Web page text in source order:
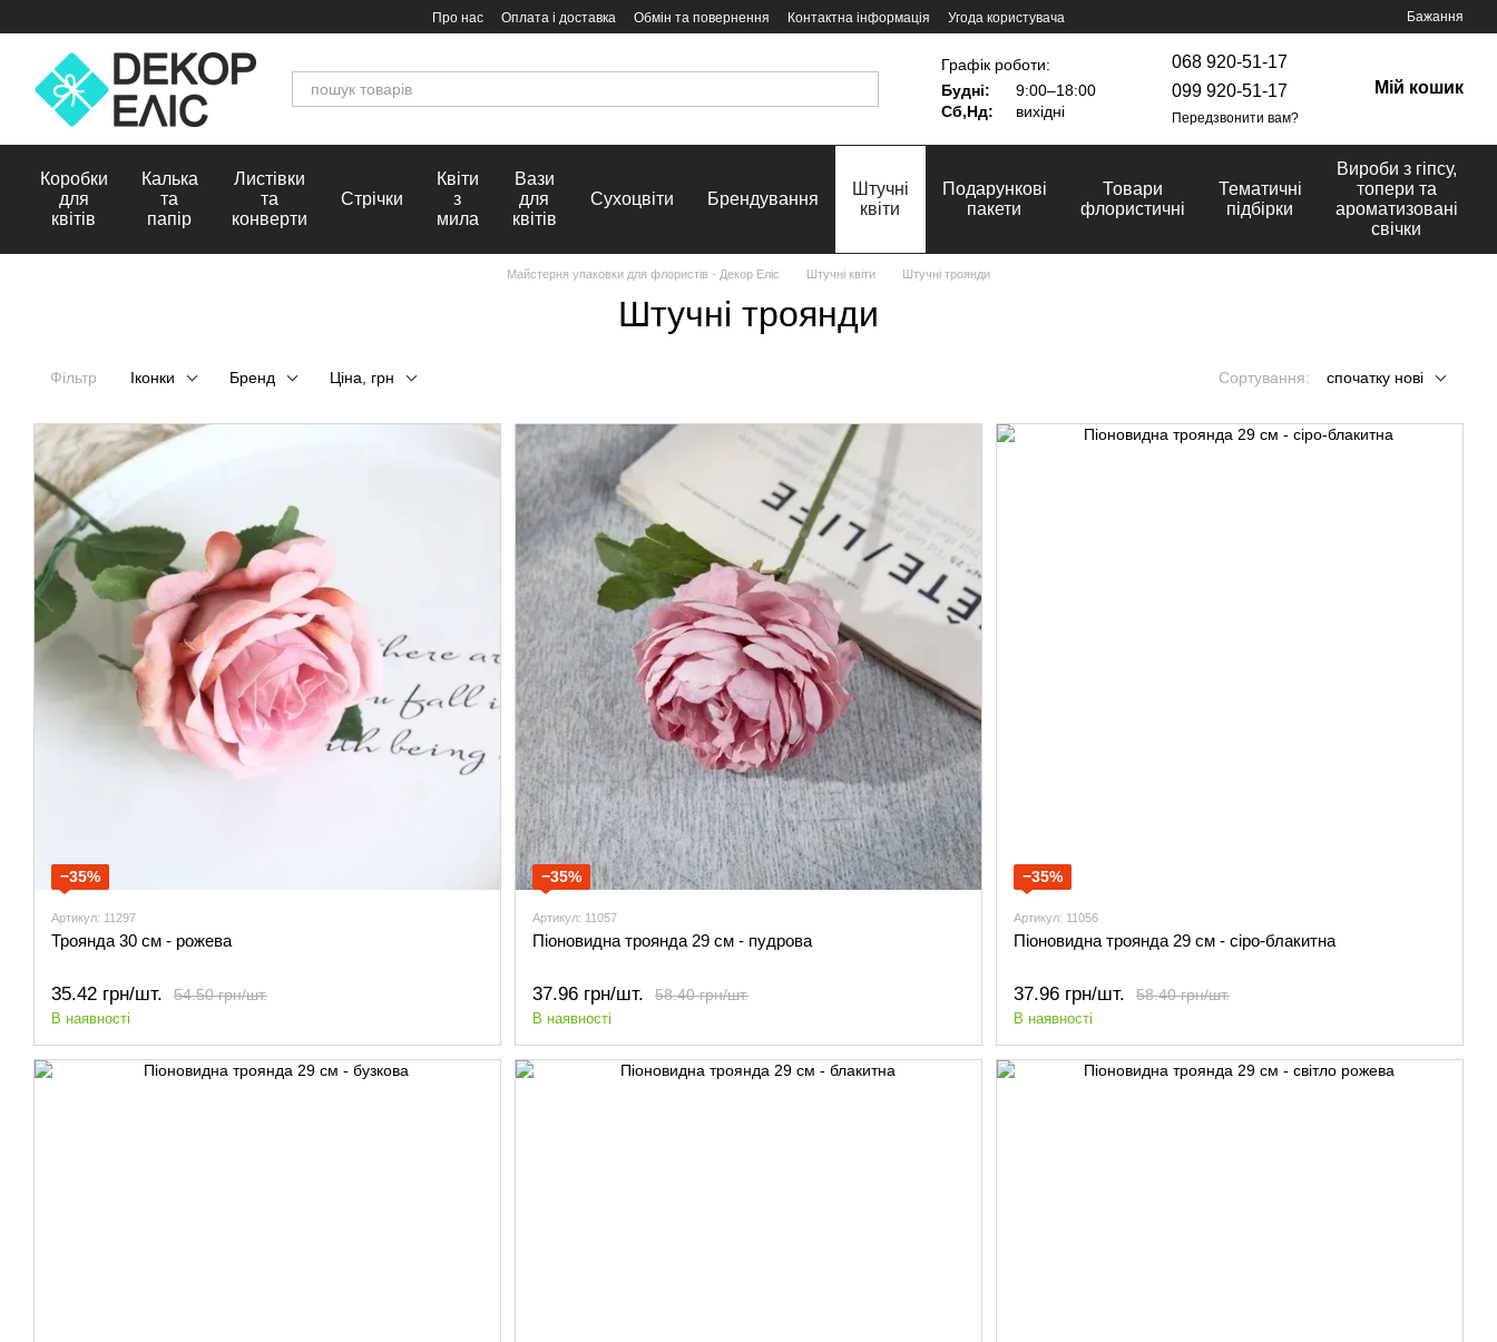
Про нас Оплата і доставка Обмін та повернення Контактна інформація Угода користувача Бажання
Графік роботи:
Будні:
9:00–18:00
Сб,Нд:
вихідні
068 920-51-17
099 920-51-17
Передзвонити вам?
Мій кошик
Коробки
для
квітів
Калька
та
папір
Листівки
та
конверти
Стрічки
Квіти
з
мила
Вази
для
квітів
Сухоцвіти Брендування
Штучні
квіти
Подарункові
пакети
Товари
флористичні
Тематичні
підбірки
Вироби з гіпсу,
топери та
ароматизовані
свічки
Майстерня упаковки для флористів - Декор Еліс Штучні квіти Штучні троянди
Штучні троянди
Фільтр Іконки Бренд Ціна, грн Сортування: спочатку нові
−35%
Артикул: 11297
Троянда 30 см - рожева
54.50 грн/шт.
35.42 грн/шт.
В наявності
−35%
Артикул: 11057
Піоновидна троянда 29 см - пудрова
58.40 грн/шт.
37.96 грн/шт.
В наявності
−35%
Артикул: 11056
Піоновидна троянда 29 см - сіро-блакитна
58.40 грн/шт.
37.96 грн/шт.
В наявності